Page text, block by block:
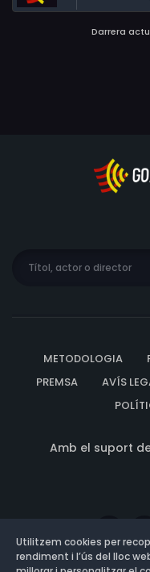
Darrera
METODOLOGIA
PREMSA
AVÍS
Amb el suport
Utilitzem cookies per
rendiment i l’ús del lloc